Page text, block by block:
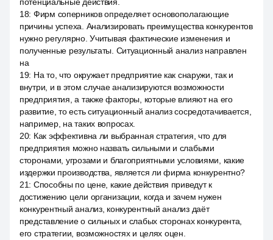
18: Фирм соперников определяет основополагающие
причины успеха. Анализировать преимущества конкурентов
нужно регулярно. Учитывая фактические изменения и
полученные результаты. Ситуационный анализ направлен
на
19: На то, что окружает предприятие как снаружи, так и
внутри, и в этом случае анализируются возможности
предприятия, а также факторы, которые влияют на его
развитие, то есть ситуационный анализ сосредотачивается,
например, на таких вопросах.
20: Как эффективна ли выбранная стратегия, что для
предприятия можно назвать сильными и слабыми
сторонами, угрозами и благоприятными условиями, какие
издержки производства, является ли фирма конкурентно?
21: Способны по цене, какие действия приведут к
достижению цели организации, когда и зачем нужен
конкурентный анализ, конкурентный анализ даёт
представление о сильных и слабых сторонах конкурента,
его стратегии, возможностях и целях оцен.